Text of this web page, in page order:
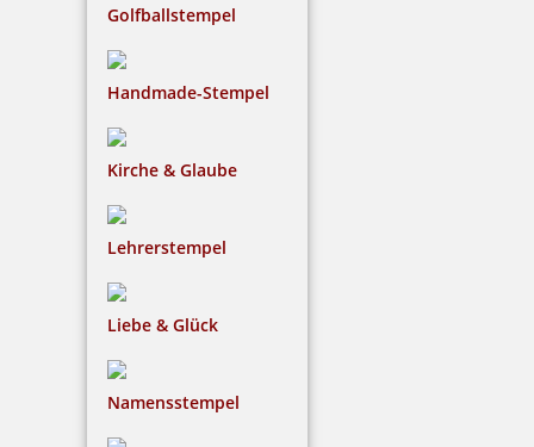
Golfballstempel
Handmade-Stempel
Kirche & Glaube
Lehrerstempel
Liebe & Glück
Namensstempel
48,91 €
Braille Orientierungsschild Rolltreppen mit Piktogramm